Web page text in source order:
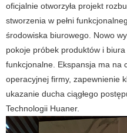
oficjalnie otworzyła projekt
stworzenia w pełni
środowiska biurowego. Nowo
pokoje próbek produktów i biura
funkcjonalne. Ekspansja ma na
operacyjnej firmy, zapewnienie
ukazanie ducha ciągłego
Technologii Huaner.